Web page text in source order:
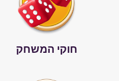
חוקי המשחק